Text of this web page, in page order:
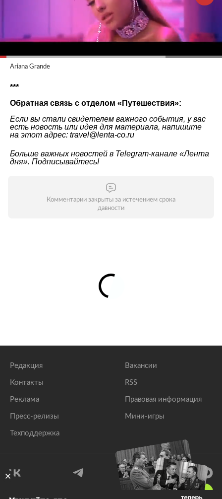
Ariana Grande
***
Обратная связь с отделом « Путешествия»:
Если вы стали свидетелем важного события, у вас
есть новость или идея для материала, напишите
на этот адрес: travel@lenta-co.ru
Больше важных новостей в Telegram-канале «Лента
дня». Подписывайтесь!
Комментарии закрыты за истечением срока
давности
Редакция
Контакты
Реклама
Пресс-релизы
Техподдержка
Вакансии
RSS
Правовая информация
Мини-игры